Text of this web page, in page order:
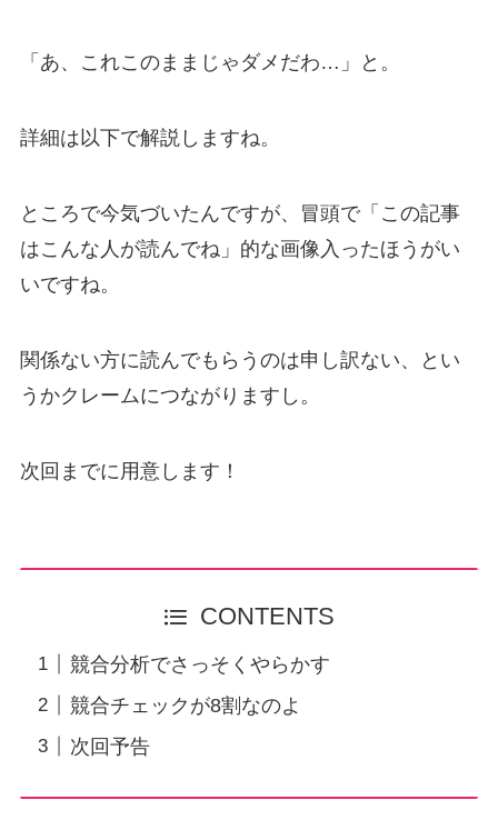
「あ、これこのままじゃダメだわ…」と。
詳細は以下で解説しますね。
ところで今気づいたんですが、冒頭で「この記事
はこんな人が読んでね」的な画像入ったほうがい
いですね。
関係ない方に読んでもらうのは申し訳ない、とい
うかクレームにつながりますし。
次回までに用意します！
CONTENTS
競合分析でさっそくやらかす
競合チェックが8割なのよ
次回予告